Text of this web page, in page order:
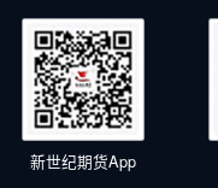
新世纪期货App